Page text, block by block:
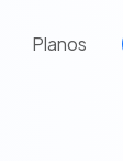
Planos